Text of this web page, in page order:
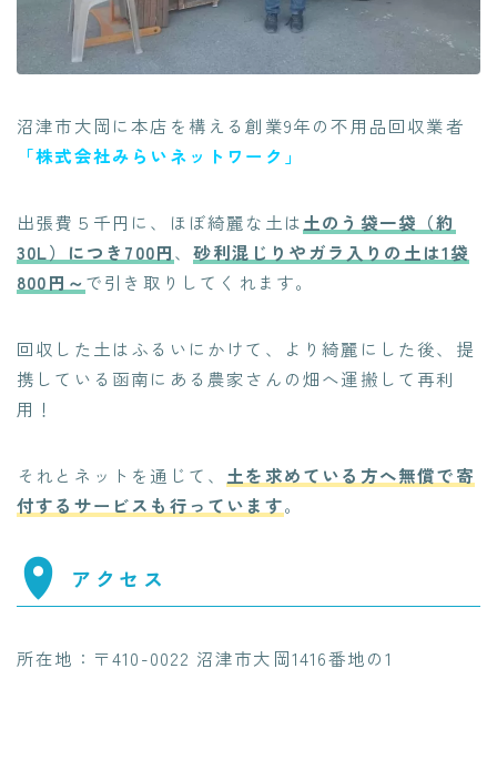
沼津市大岡に本店を構える創業9年の不用品回収業者
「株式会社みらいネットワーク」
出張費５千円に、 ほぼ綺麗な土は土のう袋一袋（約
30L）につき700円、砂利混じりやガラ入りの土は1袋
800円～で引き取りしてくれます。
回収した土はふるいにかけて、より綺麗にした後、提
携している函南にある農家さんの畑へ運搬して再利
用！
それとネットを通じて、 土を求めている方へ無償で寄
付するサービスも行っています。
アクセス
所在地：〒410-0022 沼津市大岡1416番地の1